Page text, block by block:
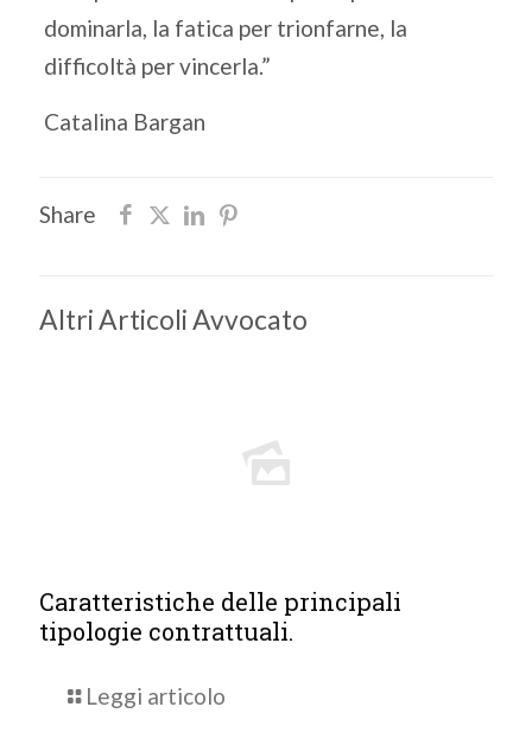
dominarla, la fatica per trionfarne, la
difficoltà per vincerla.”
Catalina Bargan
Share
Altri Articoli Avvocato
Caratteristiche delle principali
tipologie contrattuali.
Leggi articolo